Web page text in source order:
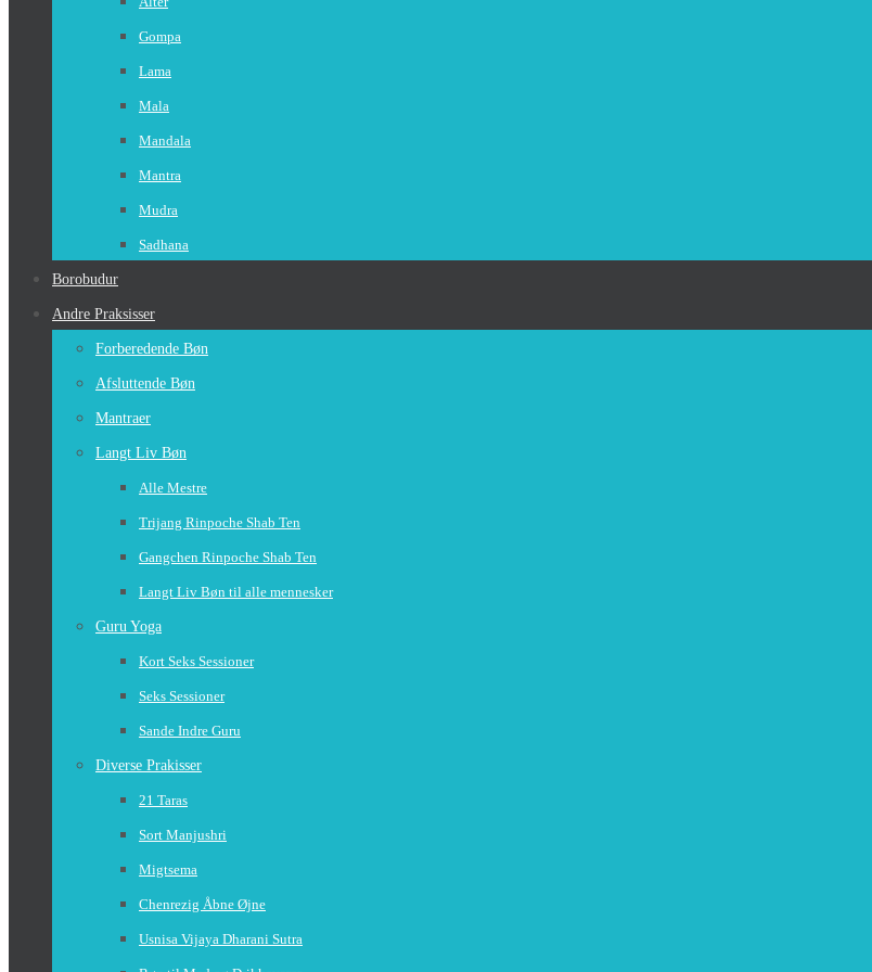
Gompa
Lama
Mala
Mandala
Mantra
Mudra
Sadhana
Borobudur
Andre Praksisser
Forberedende Bøn
Afsluttende Bøn
Mantraer
Langt Liv Bøn
Alle Mestre
Trijang Rinpoche Shab Ten
Gangchen Rinpoche Shab Ten
Langt Liv Bøn til alle mennesker
Guru Yoga
Kort Seks Sessioner
Seks Sessioner
Sande Indre Guru
Diverse Prakisser
21 Taras
Sort Manjushri
Migtsema
Chenrezig Åbne Øjne
Usnisa Vijaya Dharani Sutra